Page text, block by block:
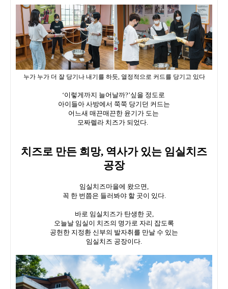
누가 누가 더 잘 당기나 내기를 하듯, 열정적으로 커드를 당기고 있다
‘이렇게까지 늘어날까?’싶을 정도로
아이들아 사방에서 쭉쭉 당기던 커드는
어느새 매끈매끈한 윤기가 도는
모짜렐라 치즈가 되었다.
치즈로 만든 희망, 역사가 있는 임실치즈
공장
임실치즈마을에 왔으면,
꼭 한 번쯤은 들러봐야 할 곳이 있다.
바로 임실치즈가 탄생한 곳,
오늘날 임실이 치즈의 명가로 자리 잡도록
공헌한 지정환 신부의 발자취를 만날 수 있는
임실치즈 공장이다.